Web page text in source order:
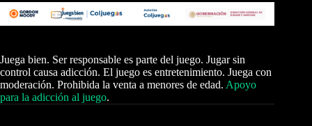
Juega bien. Ser responsable es parte del juego. Jugar sin
control causa adicción. El juego es entretenimiento. Juega con
moderación. Prohibida la venta a menores de edad. Apoyo
para la adicción al juego.